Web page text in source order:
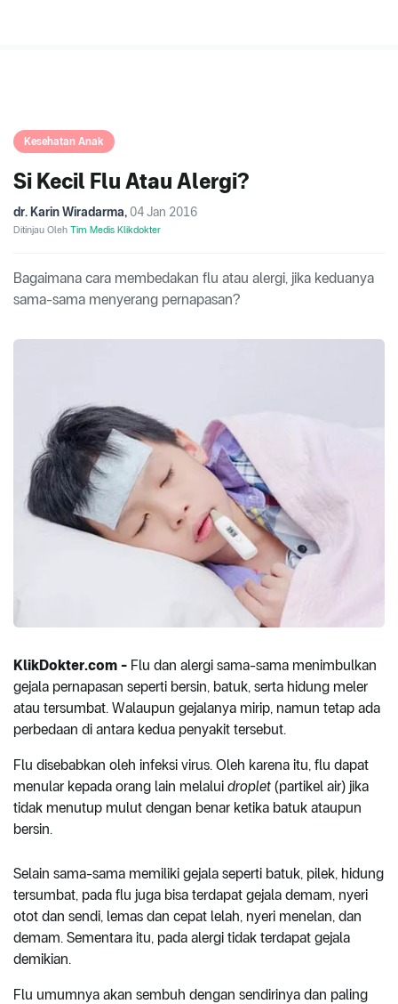
Kesehatan Anak
Si Kecil Flu Atau Alergi?
dr. Karin Wiradarma, 04 Jan 2016
Ditinjau Oleh Tim Medis Klikdokter
Bagaimana cara membedakan flu atau alergi, jika keduanya
sama-sama menyerang pernapasan?
KlikDokter.com - Flu dan alergi sama-sama menimbulkan
gejala pernapasan seperti bersin, batuk, serta hidung meler
atau tersumbat. Walaupun gejalanya mirip, namun tetap ada
perbedaan di antara kedua penyakit tersebut.
Flu disebabkan oleh infeksi virus. Oleh karena itu, flu dapat
menular kepada orang lain melalui droplet (partikel air) jika
tidak menutup mulut dengan benar ketika batuk ataupun
bersin.
Selain sama-sama memiliki gejala seperti batuk, pilek, hidung
tersumbat, pada flu juga bisa terdapat gejala demam, nyeri
otot dan sendi, lemas dan cepat lelah, nyeri menelan, dan
demam. Sementara itu, pada alergi tidak terdapat gejala
demikian.
Flu umumnya akan sembuh dengan sendirinya dan paling